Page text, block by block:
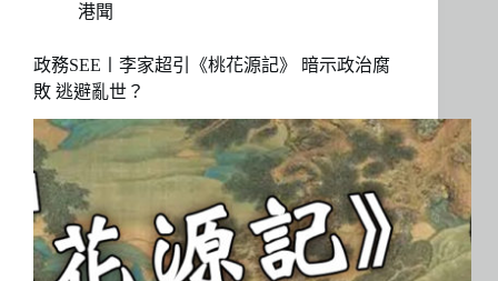
港聞
政務SEE〡李家超引《桃花源記》 暗示政治腐
敗 逃避亂世？